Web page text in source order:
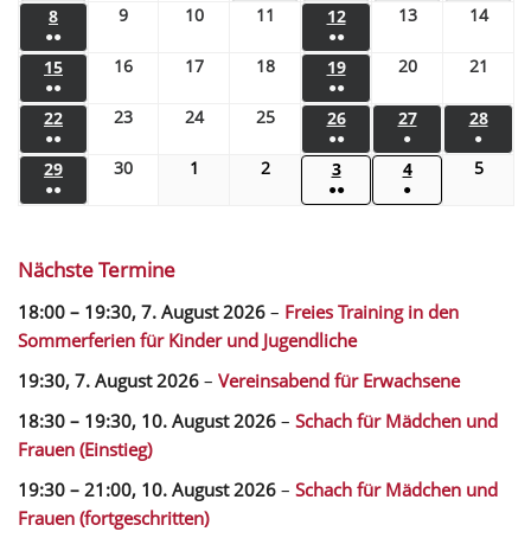
8
●●
9 10 11 12
●●
13 14
15
●●
16 17 18 19
●●
20 21
22
●●
23 24 25 26
●●
27
●
28
●
29
●●
30 1 2 3
●●
4
●
5
Nächste Termine
18:00 – 19:30, 7. August 2026 – Freies Training in den
Sommerferien für Kinder und Jugendliche
19:30, 7. August 2026 – Vereinsabend für Erwachsene
18:30 – 19:30, 10. August 2026 – Schach für Mädchen und
Frauen (Einstieg)
19:30 – 21:00, 10. August 2026 – Schach für Mädchen und
Frauen (fortgeschritten)